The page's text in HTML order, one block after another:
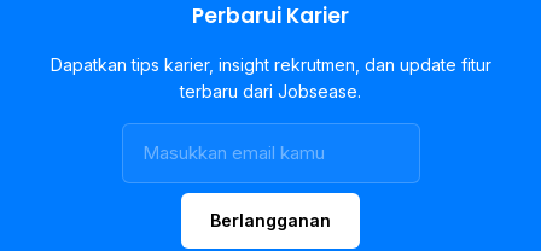
Perbarui Karier
Dapatkan tips karier, insight rekrutmen, dan update fitur
terbaru dari Jobsease.
Berlangganan